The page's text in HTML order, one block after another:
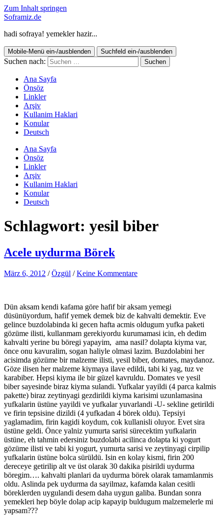
Zum Inhalt springen
Soframiz.de
hadi sofraya! yemekler hazir...
Mobile-Menü ein-/ausblenden Suchfeld ein-/ausblenden
Suchen nach:
Ana Sayfa
Önsöz
Linkler
Arşiv
Kullanim Haklari
Konular
Deutsch
Ana Sayfa
Önsöz
Linkler
Arşiv
Kullanim Haklari
Konular
Deutsch
Schlagwort: yesil biber
Acele uydurma Börek
März 6, 2012 /Özgül /Keine Kommentare
Dün aksam kendi kafama göre hafif bir aksam yemegi
düsünüyordum, hafif yemek demek biz de kahvalti demektir. Eve
gelince buzdolabinda ki gecen hafta acmis oldugum yufka paketi
gözüme ilisti, kullanmam gerekiyordu kurumamasi icin, eh dedim
kahvalti yerine bu böregi yapayim, ama nasil? dolapta kiyma var,
önce onu kavuralim, sogan haliyle olmasi lazim. Buzdolabini her
acisimda gözüme bir malzeme ilisti, yesil biber, domates, maydanoz.
Göze ilisen her malzeme kiymaya ilave edildi, tabi ki yag, tuz ve
karabiber. Hepsi kiyma ile bir güzel kavruldu. Domates ve yesil
biber sayesinde biraz kiyma sulandi. Yufkalar yayildi (4 parca kalmis
pakette) biraz zeytinyagi gezdirildi kiyma karisimi uzunlamasina
yufkalarin üstüne yayildi ve yufkalar yuvarlandi -U- sekline getirildi
ve firin tepsisine dizildi (4 yufkadan 4 börek oldu). Tepsiyi
yaglamadim, firin kagidi koydum, cok kullanisli oluyor. Evet sira
üstüne geldi. Önce yalniz yumurta sarisi sürecektim yufkalarin
üstüne, eh tahmin edersiniz buzdolabi acilinca dolapta ki yogurt
gözüme ilisti ve tabi ki yogurt, yumurta sarisi ve zeytinyagi cirpilip
yufkalarin üstüne bolca sürüldü. Isin en kolay kismi, firin 200
dereceye getirilip alt ve üst olarak 30 dakika pisirildi uydurma
böregim…. kahvalti planlari da uydurma börek olarak tamamlanmis
oldu. Aslinda pek uydurma da sayilmaz, kafamda kalan cesitli
böreklerden uygulandi desem daha uygun galiba. Bundan sonra
yemekleri hep böyle dolap acip kapayip buldugum malzemelerle mi
yapsam???